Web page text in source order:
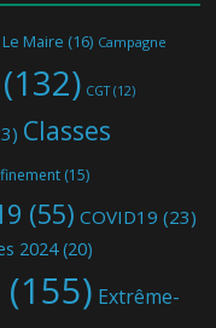
Maire (16) Campagne
(132) CGT(12)
Classes
(15)
(55) COVID19 (23)
2024(20)
(155) Extrême-